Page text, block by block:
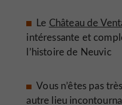
Le Château de
intéressante et
l’histoire de Neuvic
Vous n’êtes pas
autre lieu